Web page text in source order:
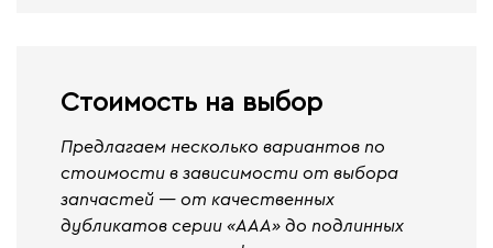
Стоимость на выбор
Предлагаем несколько вариантов по
стоимости в зависимости от выбора
запчастей — от качественных
дубликатов серии «ААА» до подлинных